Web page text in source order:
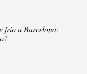
frío a Barcelona: